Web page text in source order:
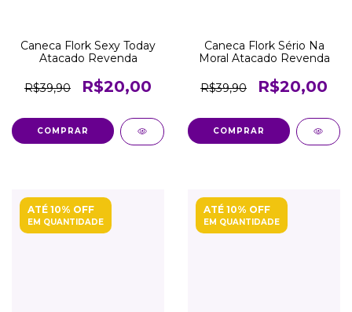
Caneca Flork Sexy Today
Atacado Revenda
R$39,90 R$20,00
COMPRAR
Caneca Flork Sério Na
Moral Atacado Revenda
R$39,90 R$20,00
COMPRAR
ATÉ 10% OFF
EM QUANTIDADE
ATÉ 10% OFF
EM QUANTIDADE